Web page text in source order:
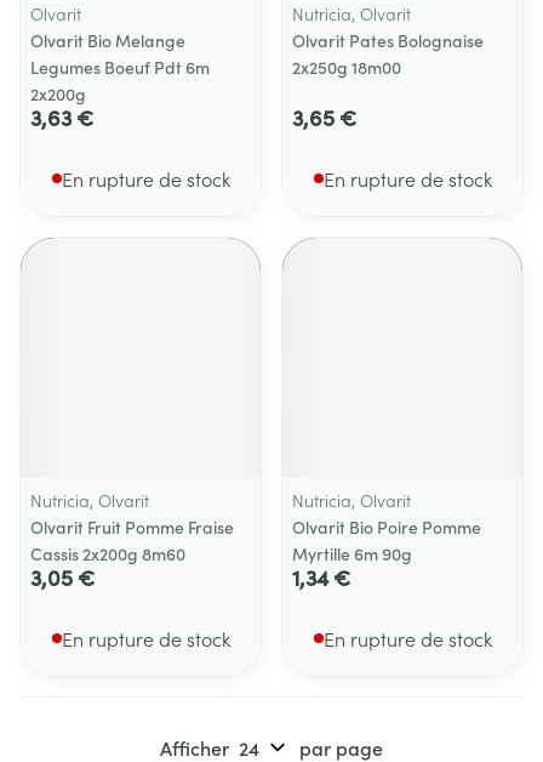
Olvarit
Olvarit Bio Melange
Legumes Boeuf Pdt 6m
2x200g
3,63 €
En rupture de stock
Nutricia, Olvarit
Olvarit Pates Bolognaise
2x250g 18m00
3,65 €
En rupture de stock
Nutricia, Olvarit
Olvarit Fruit Pomme Fraise
Cassis 2x200g 8m60
3,05 €
En rupture de stock
Nutricia, Olvarit
Olvarit Bio Poire Pomme
Myrtille 6m 90g
1,34 €
En rupture de stock
Afficher par page